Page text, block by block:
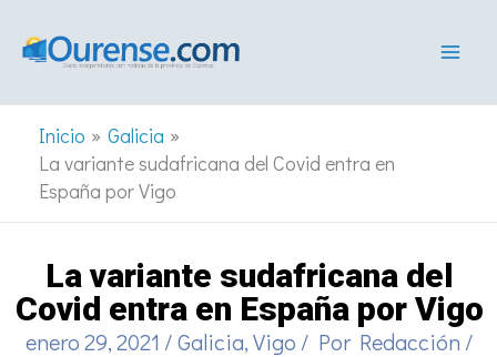
Inicio
Galicia
La variante sudafricana del Covid entra en
España por Vigo
La variante sudafricana del
Covid entra en España por Vigo
enero 29, 2021 /Galicia,Vigo / Por Redacción /